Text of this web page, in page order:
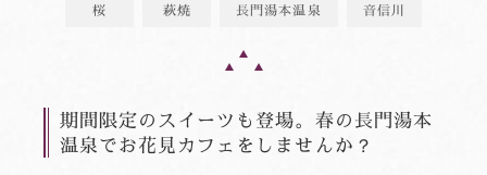
桜 萩焼 長門湯本温泉 音信川
期間限定のスイーツも登場。春の長門湯本
温泉でお花見カフェをしませんか？